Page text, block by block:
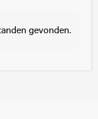
gevonden.